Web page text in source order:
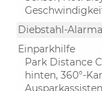
Diebstahl-
Einparkhilfe
Park Distance
hinten, 360°-